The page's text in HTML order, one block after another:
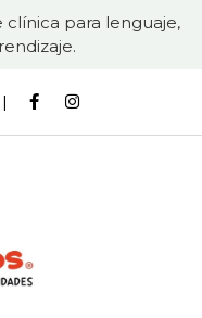
para lenguaje,